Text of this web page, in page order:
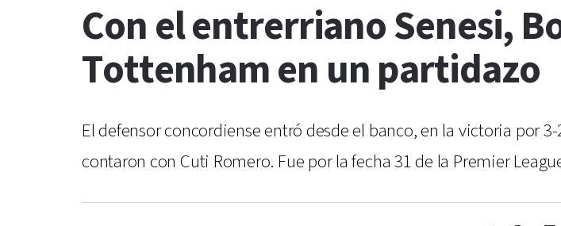
Con el entrerriano Senesi,
Tottenham en un partidazo
El defensor concordiense entró desde el banco, en la victoria por
contaron con Cuti Romero. Fue por la fecha 31 de la Premier